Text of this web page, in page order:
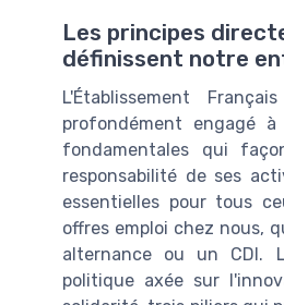
Les principes
définissent notre
L'Établissement
profondément engagé
fondamentales qui
responsabilité de ses
essentielles pour tous
offres emploi chez nous,
alternance ou un CDI.
politique axée sur